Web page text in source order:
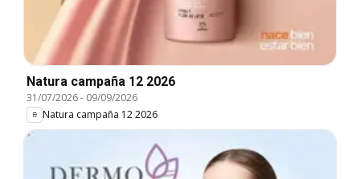
Natura campaña 12 2026
31/07/2026- 09/09/2026
Natura campaña 12 2026